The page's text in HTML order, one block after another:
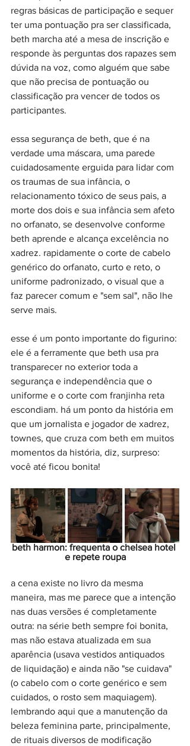
regras básicas de participação e sequer
ter uma pontuação pra ser classificada,
beth marcha até a mesa de inscrição e
responde às perguntas dos rapazes sem
dúvida na voz, como alguém que sabe
que não precisa de pontuação ou
classificação pra vencer de todos os
participantes.
essa segurança de beth, que é na
verdade uma máscara, uma parede
cuidadosamente erguida para lidar com
os traumas de sua infância, o
relacionamento tóxico de seus pais, a
morte dos dois e sua infância sem afeto
no orfanato, se desenvolve conforme
beth aprende e alcança excelência no
xadrez. rapidamente o corte de cabelo
genérico do orfanato, curto e reto, o
uniforme padronizado, o visual que a
faz parecer comum e "sem sal", não lhe
serve mais.
esse é um ponto importante do figurino:
ele é a ferramente que beth usa pra
transparecer no exterior toda a
segurança e independência que o
uniforme e o corte com franjinha reta
escondiam. há um ponto da história em
que um jornalista e jogador de xadrez,
townes, que cruza com beth em muitos
momentos da história, diz, surpreso:
você até ficou bonita!
beth harmon: frequenta o chelsea hotel
e repete roupa
a cena existe no livro da mesma
maneira, mas me parece que a intenção
nas duas versões é completamente
outra: na série beth sempre foi bonita,
mas não estava atualizada em sua
aparência (usava vestidos antiquados
de liquidação) e ainda não "se cuidava"
(o cabelo com o corte genérico e sem
cuidados, o rosto sem maquiagem).
lembrando aqui que a manutenção da
beleza feminina parte, principalmente,
de rituais diversos de modificação